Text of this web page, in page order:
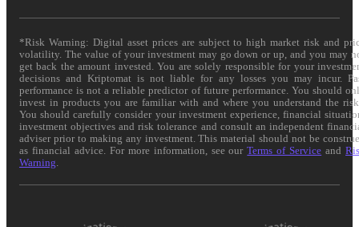
*Risk Warning: Digital asset prices are subject to high market risk and
volatility. The value of your investment may go down or up, and you may
get back the amount invested. You are solely responsible for your
decisions and Kriptomat is not liable for any losses you may incur.
performance is not a reliable predictor of future performance. You should
invest in products you are familiar with and where you understand the
You should carefully consider your investment experience, financial
investment objectives and risk tolerance and consult an independent
adviser prior to making any investment. This material should not be
as financial advice. For more information, see ourTerms of Service and
Warning